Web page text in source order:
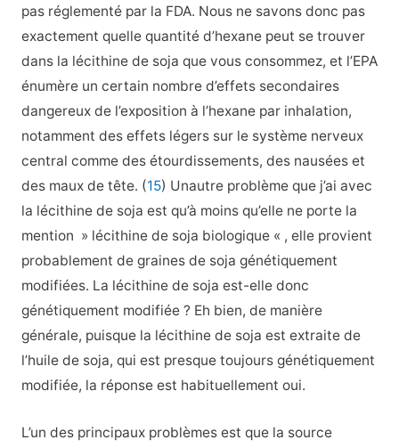
pas réglementé par la FDA. Nous ne savons donc pas
exactement quelle quantité d’hexane peut se trouver
dans la lécithine de soja que vous consommez, et l’EPA
énumère un certain nombre d’effets secondaires
dangereux de l’exposition à l’hexane par inhalation,
notamment des effets légers sur le système nerveux
central comme des étourdissements, des nausées et
des maux de tête. (15) Unautre problème que j’ai avec
la lécithine de soja est qu’à moins qu’elle ne porte la
mention » lécithine de soja biologique « , elle provient
probablement de graines de soja génétiquement
modifiées. La lécithine de soja est-elle donc
génétiquement modifiée ? Eh bien, de manière
générale, puisque la lécithine de soja est extraite de
l’huile de soja, qui est presque toujours génétiquement
modifiée, la réponse est habituellement oui.
L’un des principaux problèmes est que la source